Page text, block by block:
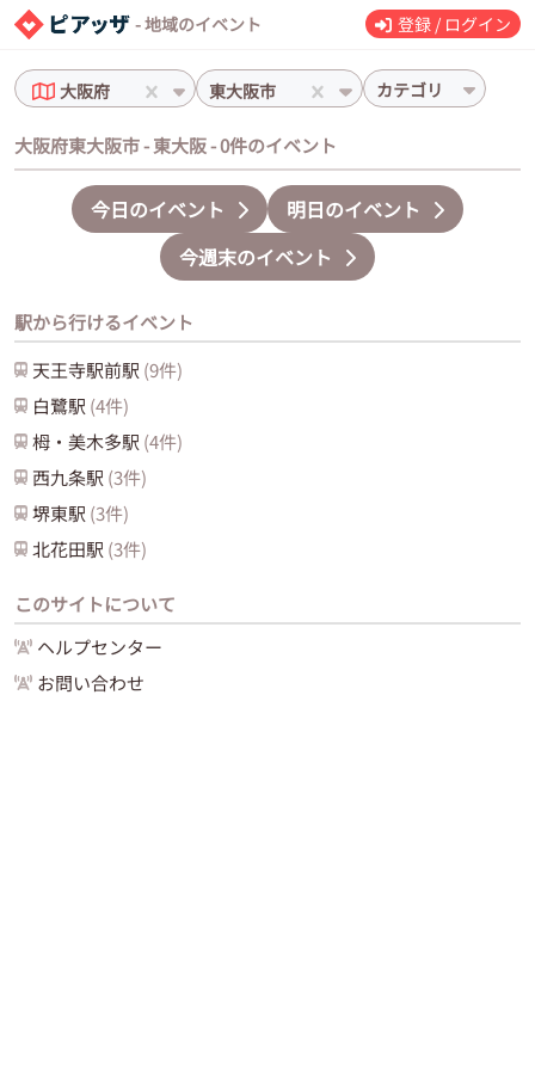
- 地域のイベント 登録 / ログイン
大阪府 東大阪市 カテゴリ
大阪府東大阪市 - 東大阪 - 0件のイベント
今日のイベント
明日のイベント
今週末のイベント
駅から行けるイベント
天王寺駅前駅 (9件)
白鷺駅 (4件)
栂・美木多駅 (4件)
西九条駅 (3件)
堺東駅 (3件)
北花田駅 (3件)
このサイトについて
ヘルプセンター
お問い合わせ